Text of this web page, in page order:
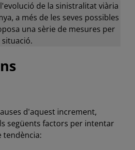
de la sinistralitat viària
a més de les seves possibles
una sèrie de mesures per
d'aquest increment,
següents factors per intentar
tendència: